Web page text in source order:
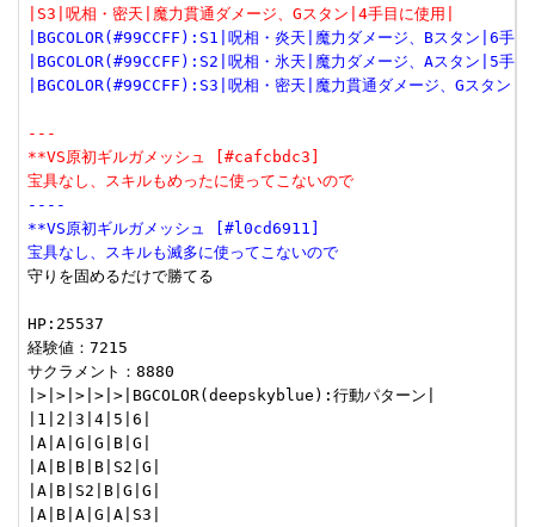
|S3|呪相・密天|魔力貫通ダメージ、Gスタン|4手目に使用|
|BGCOLOR(#99CCFF):S1|呪相・炎天|魔力ダメージ、Bスタン|6手
|BGCOLOR(#99CCFF):S2|呪相・氷天|魔力ダメージ、Aスタン|5手
|BGCOLOR(#99CCFF):S3|呪相・密天|魔力貫通ダメージ、Gスタン
---
**VS原初ギルガメッシュ [#cafcbdc3]
宝具なし、スキルもめったに使ってこないので
----
**VS原初ギルガメッシュ [#l0cd6911]
宝具なし、スキルも滅多に使ってこないので
守りを固めるだけで勝てる
HP:25537
経験値：7215
サクラメント：8880
|>|>|>|>|>|BGCOLOR(deepskyblue):行動パターン|
|1|2|3|4|5|6|
|A|A|G|G|B|G|
|A|B|B|B|S2|G|
|A|B|S2|B|G|G|
|A|B|A|G|A|S3|